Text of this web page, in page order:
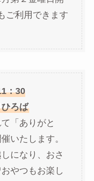
ご利用できます
：30
ろば
「ありがと
いたします。
になり、おさ
やつもお楽し